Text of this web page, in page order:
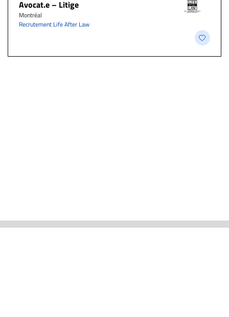
Avocat.e – Litige
Montréal
Recrutement Life After Law